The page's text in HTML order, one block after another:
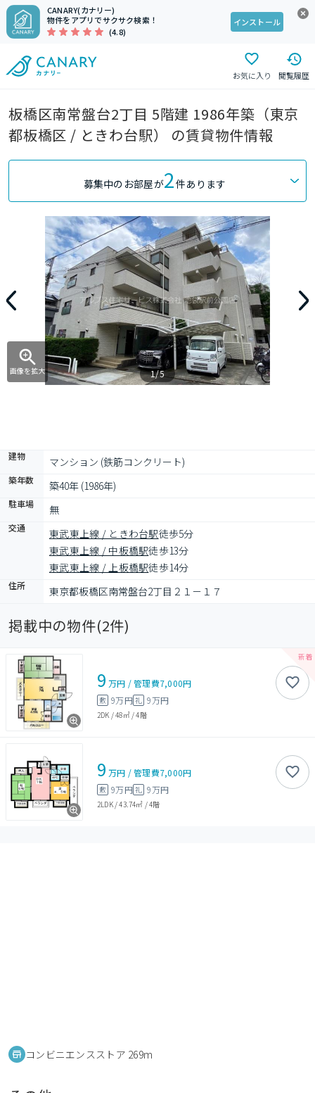
CANARY(カナリー)
物件をアプリでサクサク検索！
(4.8)
インストール
お気に入り 閲覧履歴
板橋区南常盤台2丁目 5階建 1986年築（東京
都板橋区 / ときわ台駅） の賃貸物件情報
募集中のお部屋が2件あります
画像を拡大 1/5
建物 マンション (鉄筋コンクリート)
築年数 築40年 (1986年)
駐車場 無
交通 東武東上線 / ときわ台駅徒歩5分
東武東上線 / 中板橋駅徒歩13分
東武東上線 / 上板橋駅徒歩14分
住所 東京都板橋区南常盤台2丁目２１－１７
掲載中の物件(2件)
9 万円 /管理費7,000円
敷 9万円礼 9万円
2DK /48㎡/4階
9 万円 /管理費7,000円
敷 9万円礼 9万円
2LDK/43.74㎡ /4階
コンビニエンスストア 269m